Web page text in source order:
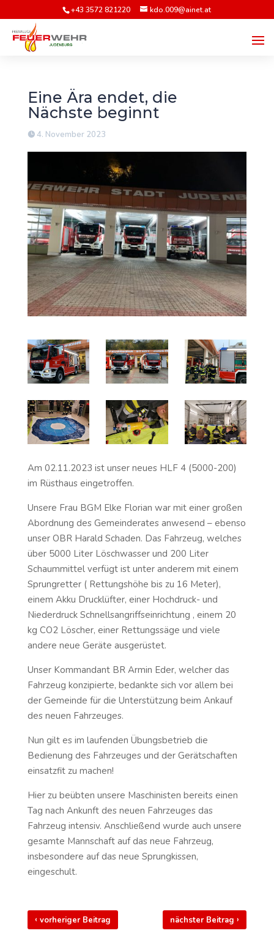
+43 3572 821220 kdo.009@ainet.at
Eine Ära endet, die
Nächste beginnt
4. November 2023
Am 02.11.2023 ist unser neues HLF 4 (5000-200)
im Rüsthaus eingetroffen.
Unsere Frau BGM Elke Florian war mit einer großen
Abordnung des Gemeinderates anwesend – ebenso
unser OBR Harald Schaden. Das Fahrzeug, welches
über 5000 Liter Löschwasser und 200 Liter
Schaummittel verfügt ist unter anderem mit einem
Sprungretter ( Rettungshöhe bis zu 16 Meter),
einem Akku Drucklüfter, einer Hochdruck- und
Niederdruck Schnellsangriffseinrichtung , einem 20
kg CO2 Löscher, einer Rettungssäge und viele
andere neue Geräte ausgerüstet.
Unser Kommandant BR Armin Eder, welcher das
Fahrzeug konzipierte, bedankte sich vor allem bei
der Gemeinde für die Unterstützung beim Ankauf
des neuen Fahrzeuges.
Nun gilt es im laufenden Übungsbetrieb die
Bedienung des Fahrzeuges und der Gerätschaften
einsatzfit zu machen!
Hier zu beübten unsere Maschinisten bereits einen
Tag nach Ankunft des neuen Fahrzeuges das
Fahrzeug intensiv. Anschließend wurde auch unsere
gesamte Mannschaft auf das neue Fahrzeug,
insbesondere auf das neue Sprungkissen,
eingeschult.
‹ vorheriger Beitrag nächster Beitrag›